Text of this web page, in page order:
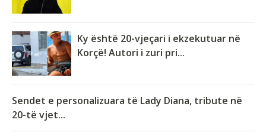
Ky është 20-vjeçari i ekzekutuar në
Korçë! Autori i zuri pri...
Sendet e personalizuara të Lady Diana, tribute në
20-të vjet...